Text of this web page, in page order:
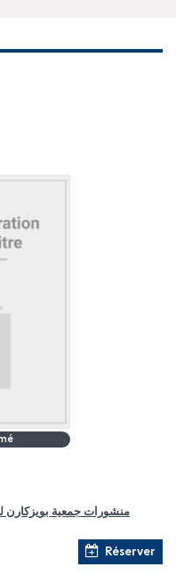
منشورات جمعية بويزكارن
Réserver